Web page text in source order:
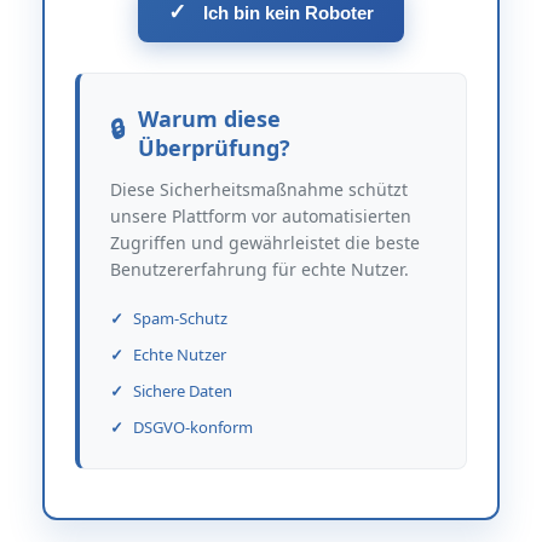
✓ Ich bin kein Roboter
Warum diese
Überprüfung?
Diese Sicherheitsmaßnahme schützt
unsere Plattform vor automatisierten
Zugriffen und gewährleistet die beste
Benutzererfahrung für echte Nutzer.
Spam-Schutz
Echte Nutzer
Sichere Daten
DSGVO-konform